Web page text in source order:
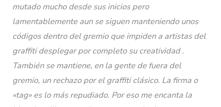
mutado mucho desde sus inicios pero
lamentablemente aun se siguen manteniendo unos
códigos dentro del gremio que impiden a artistas del
graffiti desplegar por completo su creatividad .
También se mantiene, en la gente de fuera del
gremio, un rechazo por el graffiti clásico. La firma o
«tag» es lo más repudiado. Por eso me encanta la